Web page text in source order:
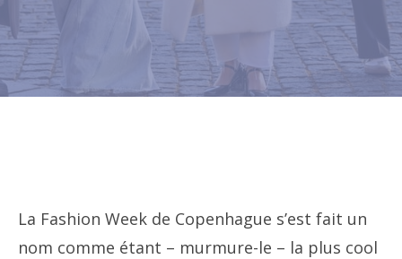
La Fashion Week de Copenhague s’est fait un
nom comme étant – murmure-le – la plus cool